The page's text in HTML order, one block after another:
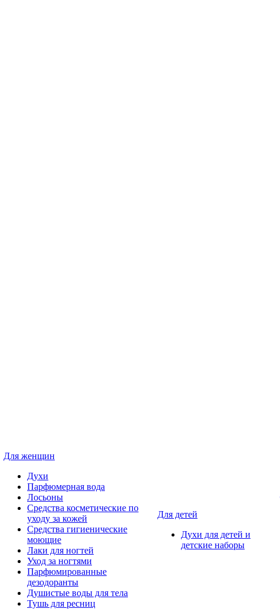
Для женщин
Духи
Парфюмерная вода
Лосьоны
Средства косметические по
уходу за кожей
Средства гигиенические
моющие
Лаки для ногтей
Уход за ногтями
Парфюмированные
дезодоранты
Душистые воды для тела
Тушь для ресниц
Для детей
Духи для детей и
детские наборы